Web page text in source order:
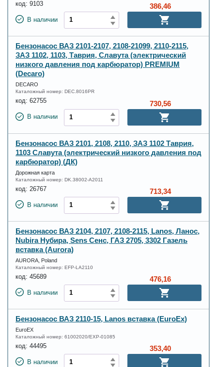
код: 9103
В наличии
386,46
Бензонасос ВАЗ 2101-2107, 2108-21099, 2110-2115,
ЗАЗ 1102, 1103, Таврия, Славута (электрический
низкого давления под карбюратор) PREMIUM
(Decaro)
DECARO
Каталожный номер: DEC.8016PR
код: 62755
В наличии
730,56
Бензонасос ВАЗ 2101, 2108, 2110, ЗАЗ 1102 Таврия,
1103 Славута (электрический низкого давления под
карбюратор) (ДК)
Дорожная карта
Каталожный номер: DK.38002-A2011
код: 26767
В наличии
713,34
Бензонасос ВАЗ 2104, 2107, 2108-2115, Lanos, Ланос,
Nubira Нубира, Sens Сенс, ГАЗ 2705, 3302 Газель
вставка (Aurora)
AURORA, Poland
Каталожный номер: EFP-LA2110
код: 45689
В наличии
476,16
Бензонасос ВАЗ 2110-15, Lanos вставка (EuroEx)
EuroEX
Каталожный номер: 61002020/EXP-01085
код: 44495
В наличии
353,40